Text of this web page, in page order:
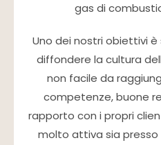
gas di
Uno dei nostri obiettivi
diffondere la cultura
non facile da
competenze, buone
rapporto con i propri
molto attiva sia presso